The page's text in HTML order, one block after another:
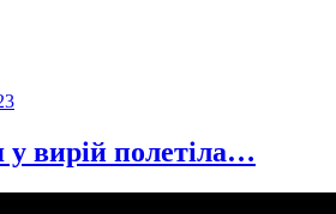
вирій полетіла…